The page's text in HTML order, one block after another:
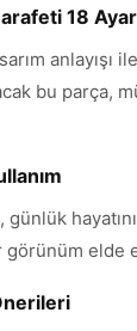
18
anlayışı
bu parça,
günlük
elde